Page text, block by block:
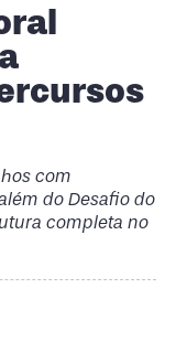
com
do Desafio do
completa no